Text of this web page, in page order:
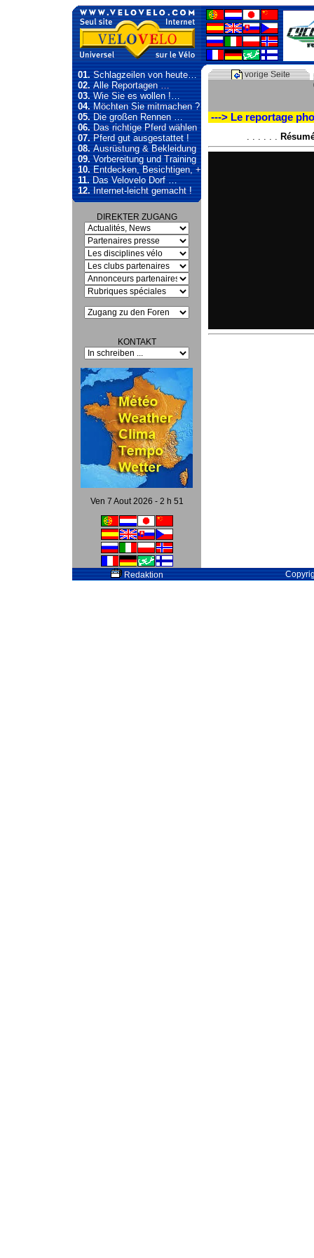
01.Schlagzeilen von heute…
02.Alle Reportagen …
03.Wie Sie es wollen !…
04.Möchten Sie mitmachen ?
05.Die großen Rennen …
06.Das richtige Pferd wählen
07.Pferd gut ausgestattet !
08.Ausrüstung & Bekleidung
09.Vorbereitung und Training
10.Entdecken, Besichtigen, +
11.Das Velovelo Dorf …
12.Internet-leicht gemacht !
DIREKTER ZUGANG
KONTAKT
Ven 7 Aout 2026 - 2 h 51
vorige Seite
---> Le reportage
. . . . . .
Redaktion